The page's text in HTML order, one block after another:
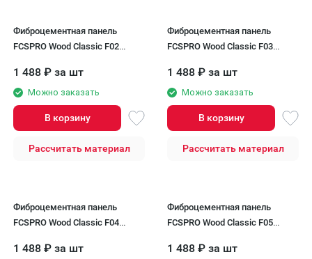
Фиброцементная панель
FCSPRO Wood Classic F02
1 488 ₽ за шт
Можно заказать
В корзину
Рассчитать материал
Фиброцементная панель
FCSPRO Wood Classic F03
1 488 ₽ за шт
Можно заказать
В корзину
Рассчитать материал
Фиброцементная панель
FCSPRO Wood Classic F04
1 488 ₽ за шт
Фиброцементная панель
FCSPRO Wood Classic F05
1 488 ₽ за шт